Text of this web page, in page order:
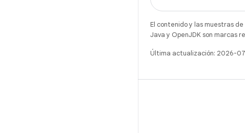
El contenido y las muestras
Java y OpenJDK son marcas
Última actualización: 2026-